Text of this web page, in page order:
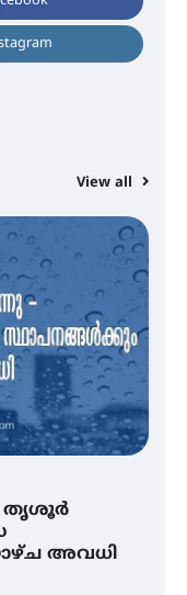
View all
തൃശൂർ
അവധി
നിന്ന്
എൻ. ആര്യ
ചെയ്യുന്നു
ടി. കെ.